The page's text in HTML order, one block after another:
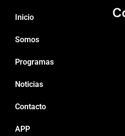
Inicio
Somos
Programas
Noticias
Contacto
APP